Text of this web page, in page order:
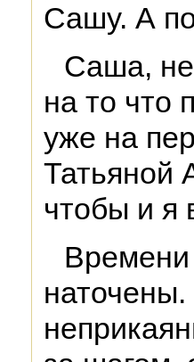
Сашу. А
Саша,
на то что
уже на
Татьяной
чтобы и я
Времени